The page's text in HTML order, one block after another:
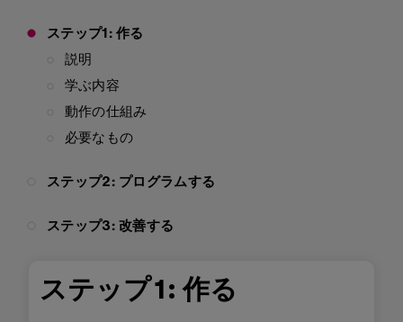
ステップ1: 作る
説明
学ぶ内容
動作の仕組み
必要なもの
ステップ2: プログラムする
ステップ3: 改善する
ステップ1: 作る